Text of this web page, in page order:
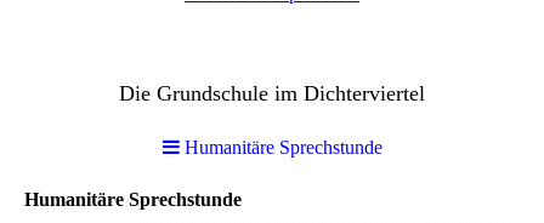
Die Grundschule im Dichterviertel
Humanitäre Sprechstunde
Humanitäre Sprechstunde